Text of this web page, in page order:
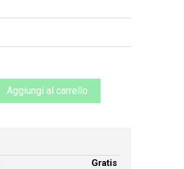
Aggiungi al carrello
Gratis